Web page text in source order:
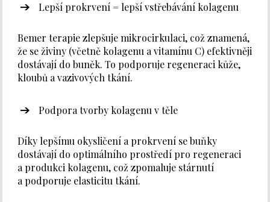
Lepší prokrvení = lepší vstřebávání kolagenu
Bemer terapie zlepšuje mikrocirkulaci, což znamená,
že se živiny (včetně kolagenu a vitamínu C) efektivněji
dostávají do buněk. To podporuje regeneraci kůže,
kloubů a vazivových tkání.
Podpora tvorby kolagenu v těle
Díky lepšímu okysličení a prokrvení se buňky
dostávají do optimálního prostředí pro regeneraci
a produkci kolagenu, což zpomaluje stárnutí
a podporuje elasticitu tkání.